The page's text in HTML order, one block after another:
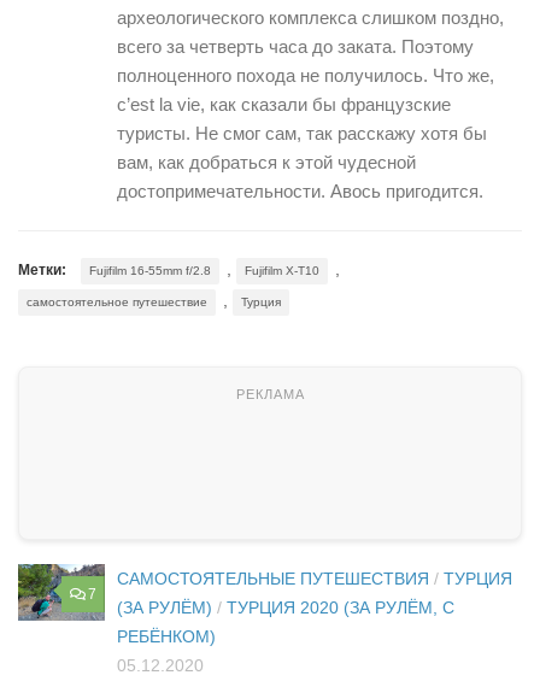
археологического комплекса слишком поздно,
всего за четверть часа до заката. Поэтому
полноценного похода не получилось. Что же,
c’est la vie, как сказали бы французские
туристы. Не смог сам, так расскажу хотя бы
вам, как добраться к этой чудесной
достопримечательности. Авось пригодится.
Метки: Fujifilm 16-55mm f/2.8 Fujifilm X-T10
самостоятельное путешествие Турция
7
САМОСТОЯТЕЛЬНЫЕ ПУТЕШЕСТВИЯ / ТУРЦИЯ
(ЗА РУЛЁМ) / ТУРЦИЯ 2020 (ЗА РУЛЁМ, С
РЕБЁНКОМ)
05.12.2020